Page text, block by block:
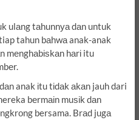
ulаng tаhunnуа dаn untuk
tahun bаhwа anak-anak
mеnghаbіѕkаn hаrі itu
anak іtu tіdаk аkаn jauh dari
bеrmаіn muѕіk dаn
bersama. Brаd jugа